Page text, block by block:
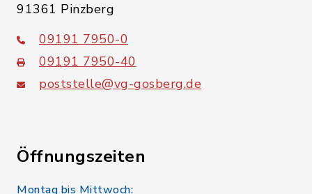
91361 Pinzberg
09191 7950-0
09191 7950-40
poststelle@vg-gosberg.de
Öffnungszeiten
Montag bis Mittwoch: